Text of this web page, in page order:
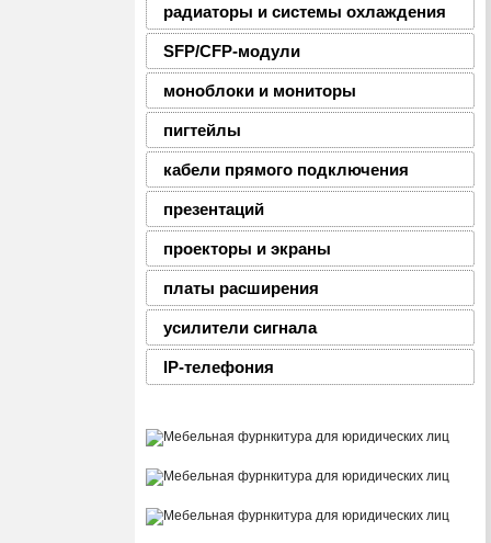
радиаторы и системы охлаждения
SFP/CFP-модули
моноблоки и мониторы
пигтейлы
кабели прямого подключения
презентаций
проекторы и экраны
платы расширения
усилители сигнала
IP-телефония